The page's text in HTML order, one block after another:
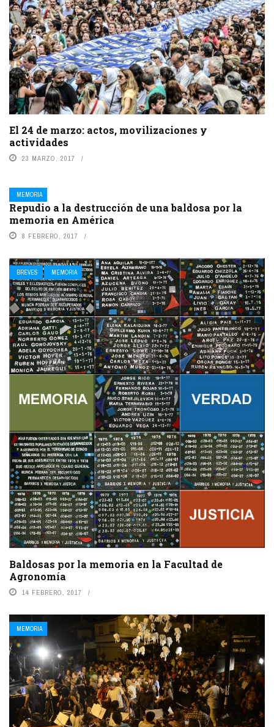
El 24 de marzo: actos, movilizaciones y
actividades
23 MARZO, 2017
MEMORIA
Repudio a la destrucción de una baldosa por la
memoria en América
8 FEBRERO, 2017
BREVES MEMORIA
Baldosas por la memoria en la Facultad de
Agronomía
14 FEBRERO, 2017
MEMORIA